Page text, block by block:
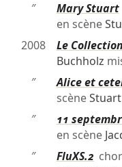
″
Mary Stuart
en scène
2008
Le
Buchholz
″
Alice et
scène
″
11
en scène
″
FluXS.2